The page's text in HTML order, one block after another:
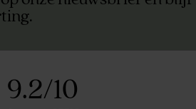
9.2/10